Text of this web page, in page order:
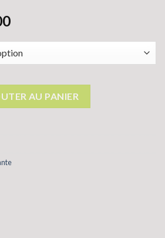
AU PANIER